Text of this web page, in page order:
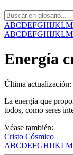
ABCDEFGHIJKLM
ABCDEFGHIJKLM
Energía
Última actualización:
La energía que
todos, como seres
Véase también:
Cristo Cósmico
ABCDEFGHIJKLM